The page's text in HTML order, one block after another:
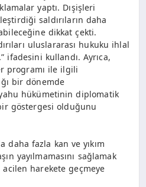
yaptı. Dışişleri
saldırıların daha
dikkat çekti.
uluslararası hukuku ihlal
ifadesini kullandı. Ayrıca,
programı ile ilgili
bir dönemde
hükümetinin diplomatik
göstergesi olduğunu
daha fazla kan ve yıkım
yayılmamasını sağlamak
harekete geçmeye